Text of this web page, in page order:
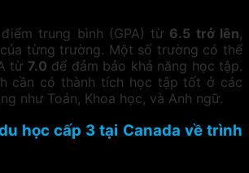
trung bình (GPA) từ 6.5 trở lên,
từng trường. Một số trường có thể
từ 7.0 để đảm bảo khả năng học tập.
cần có thành tích học tập tốt ở các
như Toán, Khoa học, và Anh ngữ.
học cấp 3 tại Canada về trình